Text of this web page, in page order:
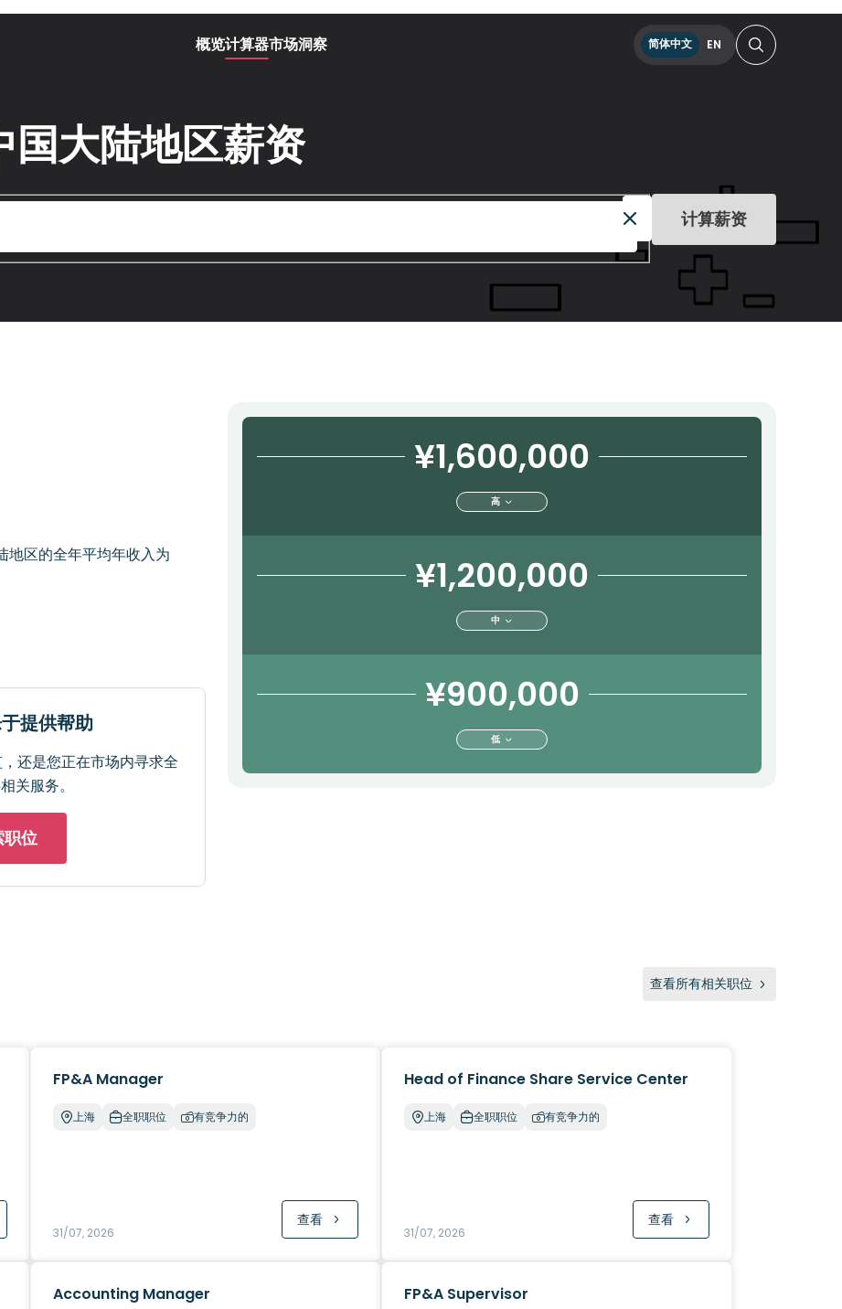
概览计算器市场洞察 简体中文 EN
国大陆地区薪资
计算薪资
地区的全年平均年收入为
提供帮助
还是您正在市场内寻求全
关服务。
职位
¥1,600,000
高
¥1,200,000
中
¥900,000
低
查看所有相关职位
FP&A Manager
上海 全职职位 有竞争力的
31/07, 2026
查看
Head of Finance Share Service Center
上海 全职职位 有竞争力的
31/07, 2026
查看
Accounting Manager FP&A Supervisor